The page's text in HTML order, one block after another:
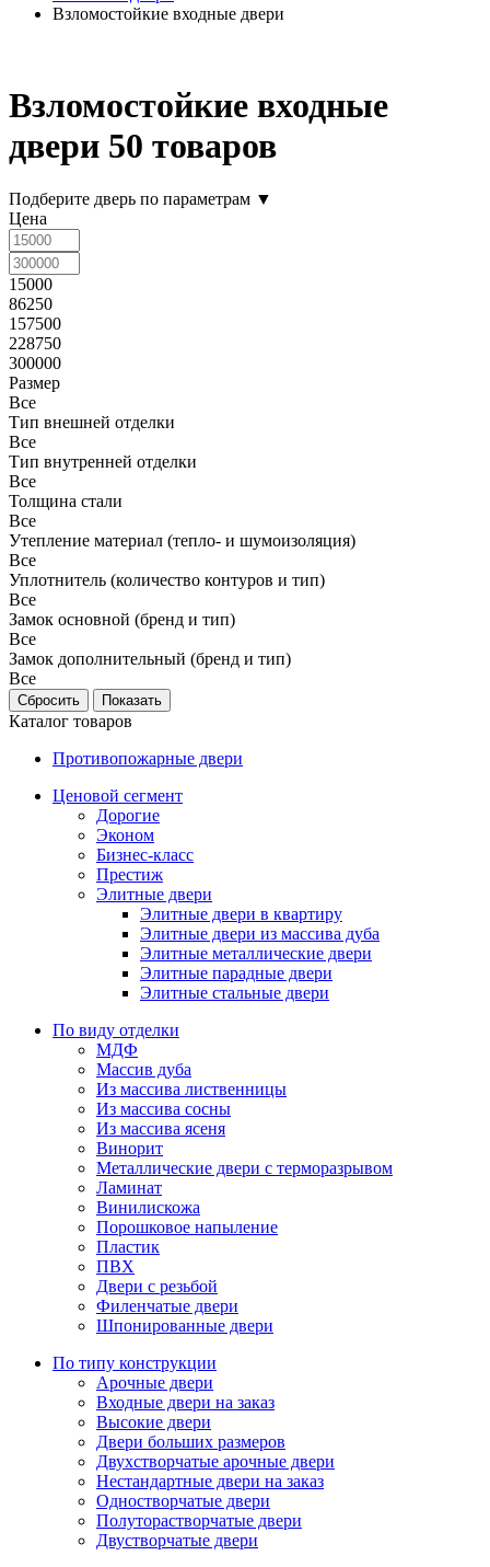
Взломостойкие входные двери
Взломостойкие входные
двери 50 товаров
Подберите дверь по параметрам ▼
Цена
15000
86250
157500
228750
300000
Размер
Все
Тип внешней отделки
Все
Тип внутренней отделки
Все
Толщина стали
Все
Утепление материал (тепло- и шумоизоляция)
Все
Уплотнитель (количество контуров и тип)
Все
Замок основной (бренд и тип)
Все
Замок дополнительный (бренд и тип)
Все
Каталог товаров
Противопожарные двери
Ценовой сегмент
Дорогие
Эконом
Бизнес-класс
Престиж
Элитные двери
Элитные двери в квартиру
Элитные двери из массива дуба
Элитные металлические двери
Элитные парадные двери
Элитные стальные двери
По виду отделки
МДФ
Массив дуба
Из массива лиственницы
Из массива сосны
Из массива ясеня
Винорит
Металлические двери с терморазрывом
Ламинат
Винилискожа
Порошковое напыление
Пластик
ПВХ
Двери с резьбой
Филенчатые двери
Шпонированные двери
По типу конструкции
Арочные двери
Входные двери на заказ
Высокие двери
Двери больших размеров
Двухстворчатые арочные двери
Нестандартные двери на заказ
Одностворчатые двери
Полуторастворчатые двери
Двустворчатые двери